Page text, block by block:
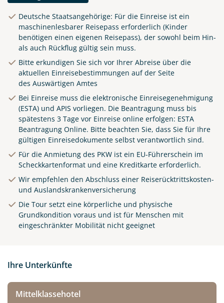
Deutsche Staatsangehörige: Für die Einreise ist ein
maschinenlesbarer Reisepass erforderlich (Kinder
benötigen einen eigenen Reisepass), der sowohl beim Hin-
als auch Rückflug gültig sein muss.
Bitte erkundigen Sie sich vor Ihrer Abreise über die
aktuellen Einreisebestimmungen auf der Seite
des Auswärtigen Amtes
Bei Einreise muss die elektronische Einreisegenehmigung
(ESTA) und APIS vorliegen. Die Beantragung muss bis
spätestens 3 Tage vor Einreise online erfolgen: ESTA
Beantragung Online. Bitte beachten Sie, dass Sie für Ihre
gültigen Einreisedokumente selbst verantwortlich sind.
Für die Anmietung des PKW ist ein EU-Führerschein im
Scheckkartenformat und eine Kreditkarte erforderlich.
Wir empfehlen den Abschluss einer Reiserücktrittskosten-
und Auslandskrankenversicherung
Die Tour setzt eine körperliche und physische
Grundkondition voraus und ist für Menschen mit
eingeschränkter Mobilität nicht geeignet
Ihre Unterkünfte
Mittelklassehotel